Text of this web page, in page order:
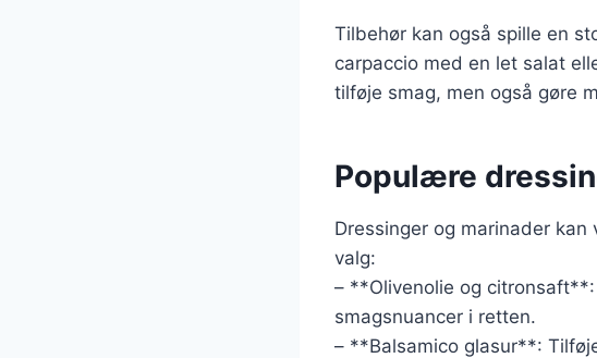
Tilbehør kan også spille en
carpaccio med en let salat
tilføje smag, men også gøre
Populære
Dressinger og marinader
valg:
– **Olivenolie og
smagsnuancer i retten.
– **Balsamico glasur**: